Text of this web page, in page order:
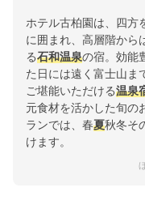
ホテル古柏園は、四方
に囲まれ、高層階から
る石和温泉の宿。効能
た日には遠く富士山ま
ご堪能いただける温泉
元食材を活かした旬の
ランでは、春夏秋冬そ
けます。